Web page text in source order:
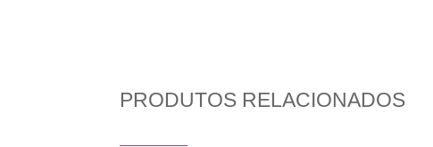
PRODUTOS RELACIONADOS